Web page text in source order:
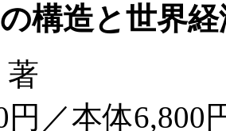
構造と世界
著
円／本体6,800